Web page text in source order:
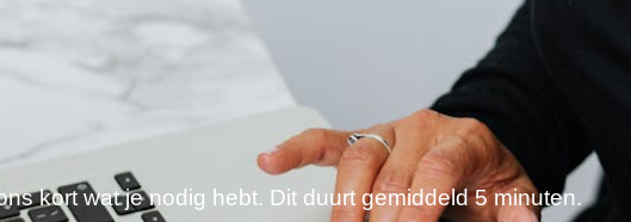
kort wat je nodig hebt. Dit duurt gemiddeld 5 minuten.